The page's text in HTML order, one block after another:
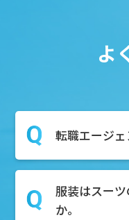
よ
転職エージ
転職や就職の
事を見つける
服装はスー
か。